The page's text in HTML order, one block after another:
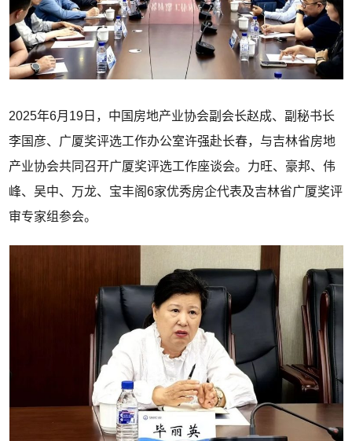
2025年6月19日，中国房地产业协会副会长赵成、副秘书长
李国彦、广厦奖评选工作办公室许强赴长春，与吉林省房地
产业协会共同召开广厦奖评选工作座谈会。力旺、豪邦、伟
峰、吴中、万龙、宝丰阁6家优秀房企代表及吉林省广厦奖评
审专家组参会。